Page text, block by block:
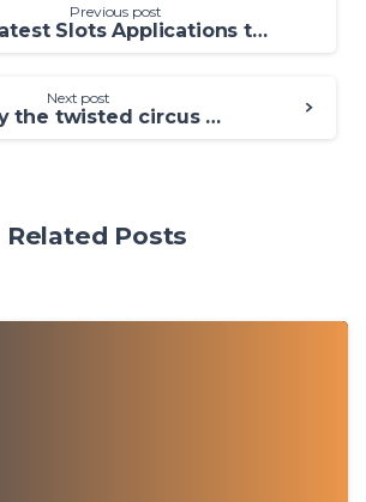
Previous post
Greatest Slots Applications to have 2025 Real money Apps for ios & Android os
Next post
Eye play the twisted circus online of your Kraken 2022 Eye of your Kraken Comment Free Spins
Related Posts